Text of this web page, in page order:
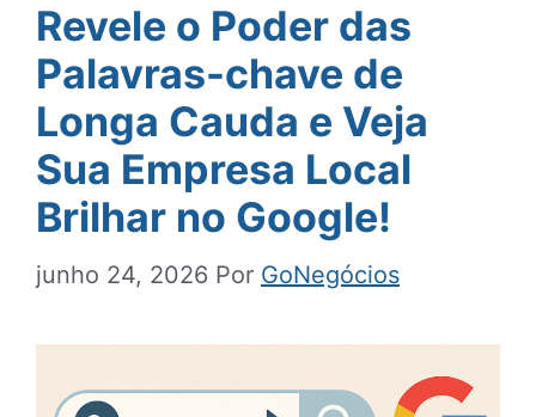
Revele o Poder das
Palavras-chave de
Longa Cauda e Veja
Sua Empresa Local
Brilhar no Google!
junho 24, 2026 Por GoNegócios